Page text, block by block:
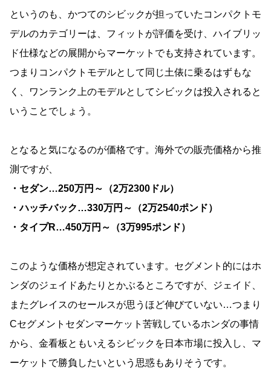
というのも、かつてのシビックが担っていたコンパクトモ
デルのカテゴリーは、フィットが評価を受け、ハイブリッ
ド仕様などの展開からマーケットでも支持されています。
つまりコンパクトモデルとして同じ土俵に乗るはずもな
く、ワンランク上のモデルとしてシビックは投入されると
いうことでしょう。
となると気になるのが価格です。海外での販売価格から推
測ですが、
・セダン…250万円～（2万2300ドル）
・ハッチバック…330万円～（2万2540ポンド）
・タイプR…450万円～（3万995ポンド）
このような価格が想定されています。セグメント的にはホ
ンダのジェイドあたりとかぶるところですが、ジェイド、
またグレイスのセールスが思うほど伸びていない…つまり
Cセグメントセダンマーケット苦戦しているホンダの事情
から、金看板ともいえるシビックを日本市場に投入し、マ
ーケットで勝負したいという思惑もありそうです。